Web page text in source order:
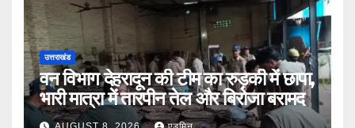
उत्तराखंड
वन विभाग देहरादून की टीम का रुड़की में छापा,
भारी मात्रा में तारपीन तेल और बिरोजा बरामद